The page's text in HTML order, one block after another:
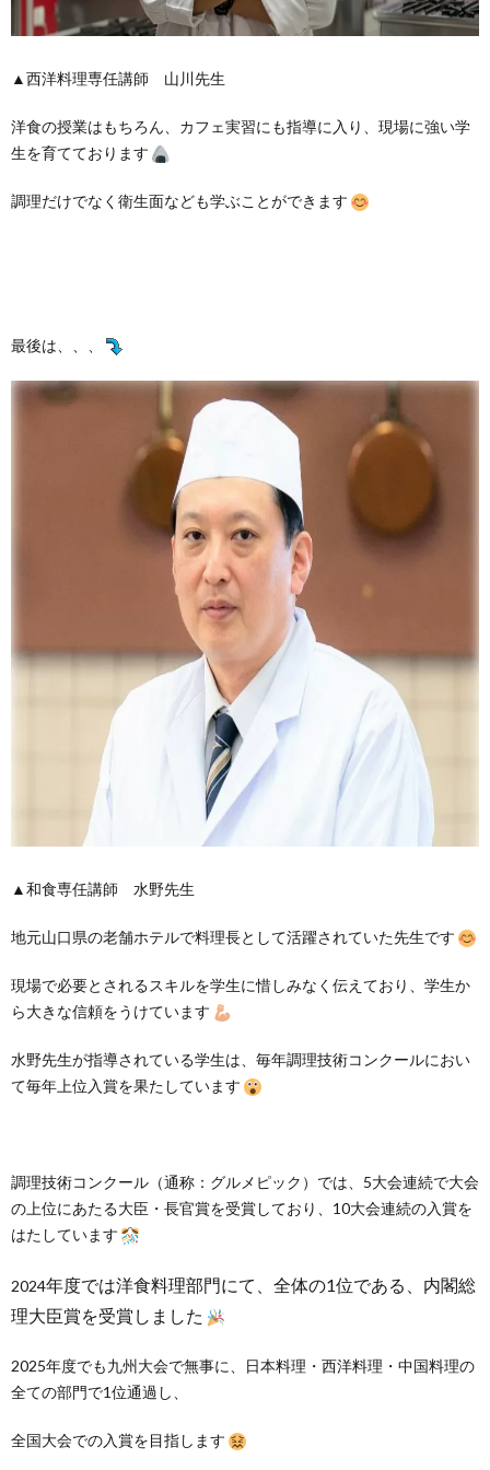
▲西洋料理専任講師 山川先生
洋食の授業はもちろん、カフェ実習にも指導に入り、現場に強い学
生を育てております
調理だけでなく衛生面なども学ぶことができます
最後は、、、
▲和食専任講師 水野先生
地元山口県の老舗ホテルで料理長として活躍されていた先生です
現場で必要とされるスキルを学生に惜しみなく伝えており、学生か
ら大きな信頼をうけています
水野先生が指導されている学生は、毎年調理技術コンクールにおい
て毎年上位入賞を果たしています
調理技術コンクール（通称：グルメピック）では、5大会連続で大会
の上位にあたる大臣・長官賞を受賞しており、10大会連続の入賞を
はたしています
2024年度では洋食料理部門にて、全体の1位である、内閣総
理大臣賞を受賞しました
2025年度でも九州大会で無事に、日本料理・西洋料理・中国料理の
全ての部門で1位通過し、
全国大会での入賞を目指します